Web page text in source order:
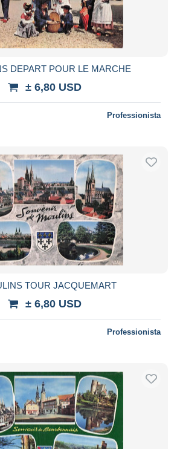
DEPART POUR LE MARCHE
± 6,80 USD
Professionista
TOUR JACQUEMART
± 6,80 USD
Professionista